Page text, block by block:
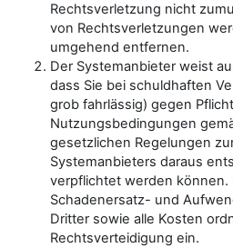
Rechtsverletzung nicht
von Rechtsverletzungen
umgehend entfernen.
Der Systemanbieter weist
dass Sie bei schuldhaften
grob fahrlässig) gegen
Nutzungsbedingungen
gesetzlichen Regelungen
Systemanbieters daraus
verpflichtet werden können.
Schadenersatz- und
Dritter sowie alle Kosten
Rechtsverteidigung ein.